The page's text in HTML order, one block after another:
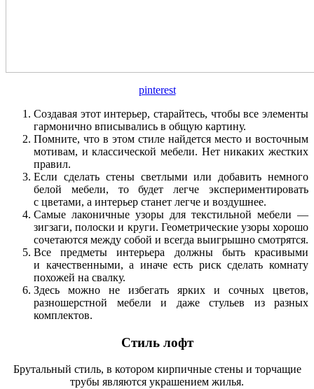
pinterest
Создавая этот интерьер, старайтесь, чтобы все элементы
гармонично вписывались в общую картину.
Помните, что в этом стиле найдется место и восточным
мотивам, и классической мебели. Нет никаких жестких
правил.
Если сделать стены светлыми или добавить немного
белой мебели, то будет легче экспериментировать
с цветами, а интерьер станет легче и воздушнее.
Самые лаконичные узоры для текстильной мебели —
зигзаги, полоски и круги. Геометрические узоры хорошо
сочетаются между собой и всегда выигрышно смотрятся.
Все предметы интерьера должны быть красивыми
и качественными, а иначе есть риск сделать комнату
похожей на свалку.
Здесь можно не избегать ярких и сочных цветов,
разношерстной мебели и даже стульев из разных
комплектов.
Стиль лофт
Брутальный стиль, в котором кирпичные стены и торчащие
трубы являются украшением жилья.